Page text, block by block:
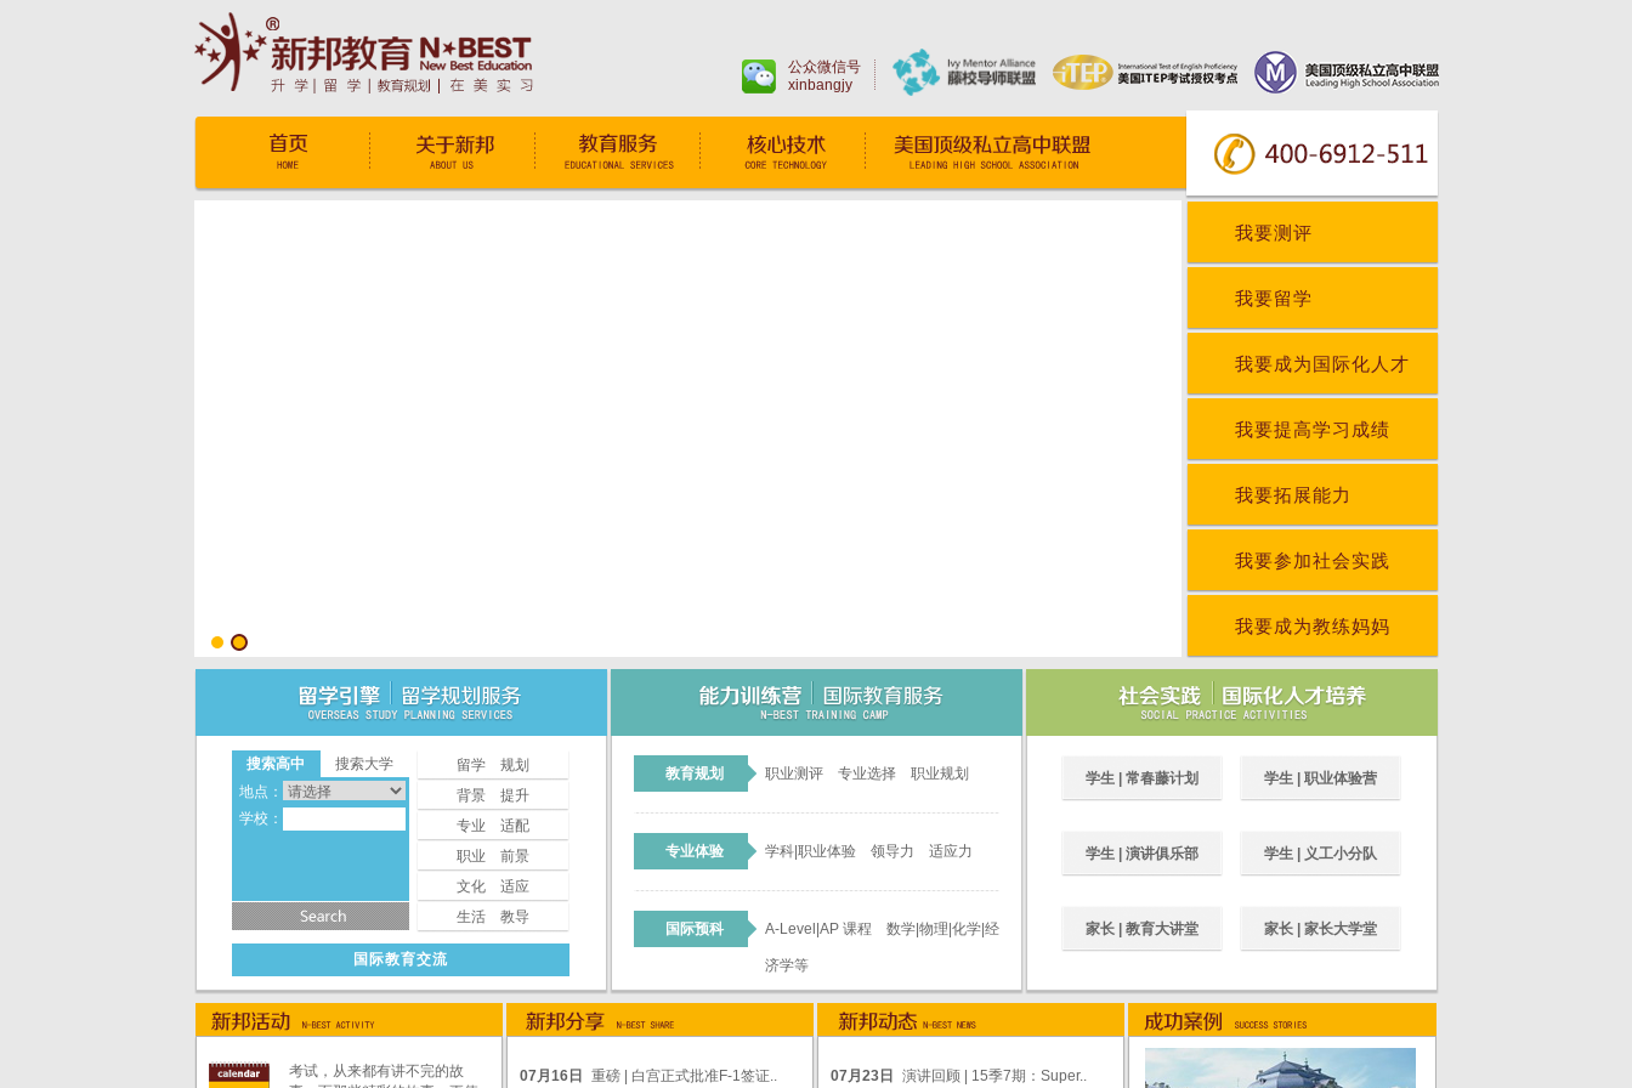
公众微信号
xinbangjy
我要测评
我要留学
我要成为国际化人才
我要提高学习成绩
我要拓展能力
我要参加社会实践
我要成为教练妈妈
搜索高中
搜索大学
地点：
学校：
留学 规划
背景 提升
专业 适配
职业 前景
文化 适应
生活 教导
国际教育交流
教育规划 职业测评 专业选择 职业规划
专业体验 学科|职业体验 领导力 适应力
国际预科 A-Level|AP 课程 数学|物理|化学|经
济学等
学生 | 常春藤计划 学生 | 职业体验营
学生 | 演讲俱乐部 学生 | 义工小分队
家长 | 教育大讲堂 家长 | 家长大学堂
考试，从来都有讲不完的故
07月16日 重磅 | 白宫正式批准F-1签证.. 07月23日 演讲回顾 | 15季7期：Super..